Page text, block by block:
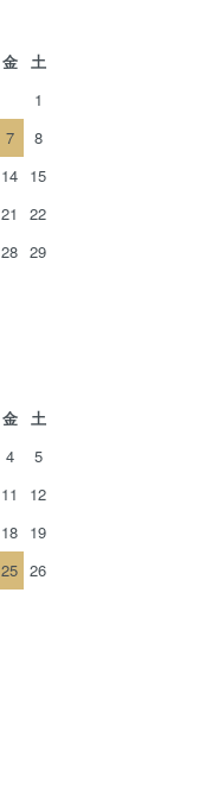
金
土
1
7
8
14 15
21
22
28 29
金
土
4
5
11
12
18 19
25 26